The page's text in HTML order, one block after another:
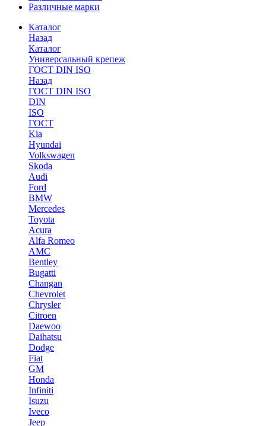
Различные марки
Каталог
Назад
Каталог
Универсальный крепеж
ГОСТ DIN ISO
Назад
ГОСТ DIN ISO
DIN
ISO
ГОСТ
Kia
Hyundai
Volkswagen
Skoda
Audi
Ford
BMW
Mercedes
Toyota
Acura
Alfa Romeo
AMC
Bentley
Bugatti
Changan
Chevrolet
Chrysler
Citroen
Daewoo
Daihatsu
Dodge
Fiat
GM
Honda
Infiniti
Isuzu
Iveco
Jeep